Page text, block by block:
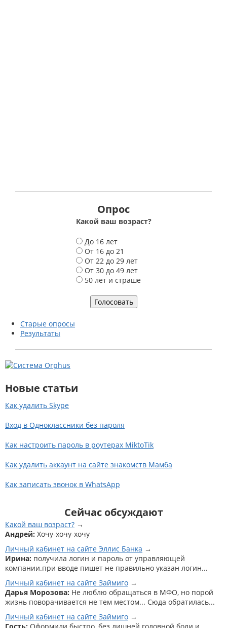
Опрос
Какой ваш возраст?
В
а
р
и
а
До 16 лет
От 16 до 21
От 22 до 29 лет
От 30 до 49 лет
50 лет и страше
Старые опросы
Результаты
Новые статьи
Как удалить Skype
Вход в Одноклассники без пароля
Как настроить пароль в роутерах MiktoTik
Как удалить аккаунт на сайте знакомств Мамба
Как записать звонок в WhatsApp
Сейчас обсуждают
Какой ваш возраст?
Андрей: Хочу-хочу-хочу
Личный кабинет на сайте Эллис Банка
Ирина: получила логин и пароль от управляющей
компании.при вводе пишет не правильно указан логин...
Личный кабинет на сайте Займиго
Дарья Морозова: Не люблю обращаться в МФО, но порой
жизнь поворачивается не тем местом... Сюда обратилась...
Личный кабинет на сайте Займиго
Гость: Оформили быстро, без лишней головной боли и